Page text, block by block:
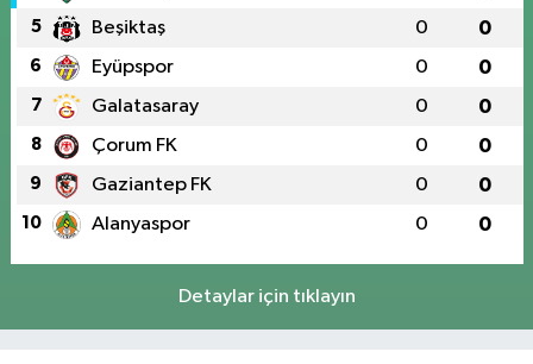
5 Beşiktaş 0 0
6 Eyüpspor 0 0
7 Galatasaray 0 0
8 Çorum FK 0 0
9 Gaziantep FK 0 0
10 Alanyaspor 0 0
Detaylar için tıklayın